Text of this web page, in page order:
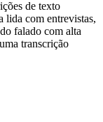
de texto
lida com entrevistas,
falado com alta
transcrição